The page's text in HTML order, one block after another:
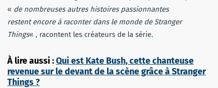
« de nombreuses autres histoires passionnantes
restent encore à raconter dans le monde de Stranger
Things« , racontent les créateurs de la série.
À lire aussi :Qui est Kate Bush, cette chanteuse
revenue sur le devant de la scène grâce à Stranger
Things ?